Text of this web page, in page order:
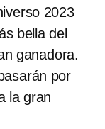
2023
bella del
ganadora.
por
la gran